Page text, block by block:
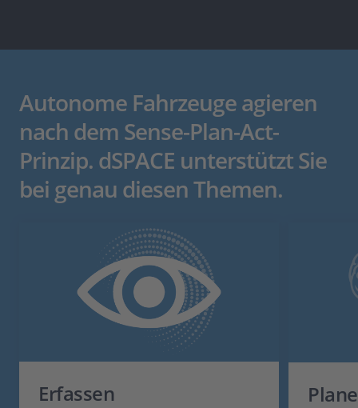
Autonome Fahrzeuge agieren
nach dem Sense-Plan-Act-
Prinzip. dSPACE unterstützt Sie
bei genau diesen Themen.
Erfassen